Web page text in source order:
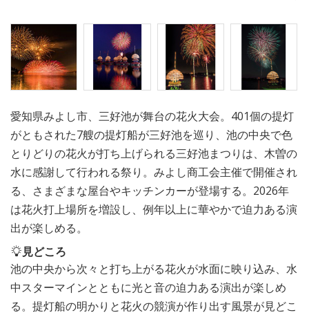
愛知県みよし市、三好池が舞台の花火大会。401個の提灯
がともされた7艘の提灯船が三好池を巡り、池の中央で色
とりどりの花火が打ち上げられる三好池まつりは、木曽の
水に感謝して行われる祭り。みよし商工会主催で開催され
る、さまざまな屋台やキッチンカーが登場する。2026年
は花火打上場所を増設し、例年以上に華やかで迫力ある演
出が楽しめる。
見どころ
池の中央から次々と打ち上がる花火が水面に映り込み、水
中スターマインとともに光と音の迫力ある演出が楽しめ
る。提灯船の明かりと花火の競演が作り出す風景が見どこ